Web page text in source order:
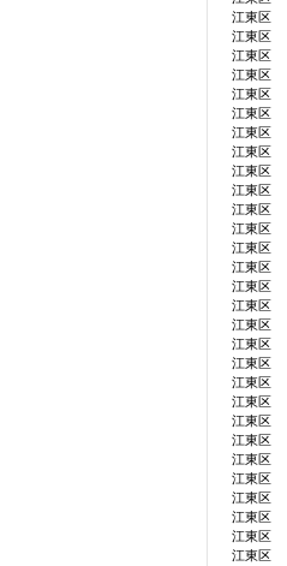
江東区
江東区
江東区
江東区
江東区
江東区
江東区
江東区
江東区
江東区
江東区
江東区
江東区
江東区
江東区
江東区
江東区
江東区
江東区
江東区
江東区
江東区
江東区
江東区
江東区
江東区
江東区
江東区
江東区